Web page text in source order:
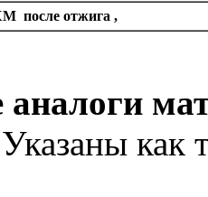
после отжига ,
аналоги
как